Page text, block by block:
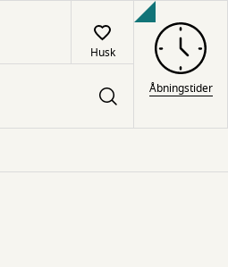
Husk
Åbningstider